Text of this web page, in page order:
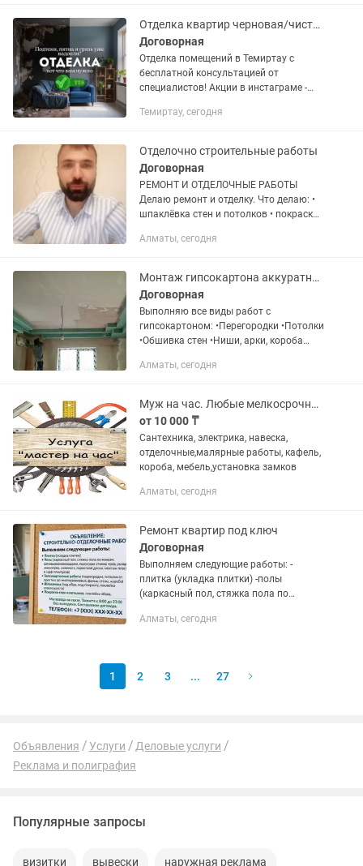
Роллшторлар ✔️ День-Ночь...
Отделка квартир черновая/чистовая, устранение дефектов
Договорная
Отделка помещений в Темиртау с
бесплатной консультацией от
специалистов! Акции в инстаграме -
Возможен договор ГПХ; Гарантия 12
Темиртау, сегодня
Отделочно строительные работы
Договорная
РЕМОНТ И ОТДЕЛОЧНЫЕ РАБОТЫ
Делаю ремонт и отделку. Что делаю: •
шпаклёвка стен и потолков • покраска •
галтели • гипсокартон (перегородки,
Алматы, сегодня
Монтаж гипсокартона аккуратно, быстро, надежно
Договорная
Выполняю все виды работ с
гипсокартоном: •Перегородки •Потолки
•Обшивка стен •Ниши, арки, короба
соблюдая технологии. Свой
Звоните...
Алматы, сегодня
Муж на час. Любые мелкосрочные работы.качественно.ответственно.
от 10 000 ₸
Сантехника, электрика, навеска,
отделочные,малярные работы, кафель,
короба, мебель,установка замков
Алматы, сегодня
Ремонт квартир под ключ
Договорная
Выполняем следующие работы: -
плитка (укладка плитки) -полы
(каркасный пол, стяжка пола по
полусухая стяжка пола, укладка
Алматы, сегодня
1 2 3 ... 27
Объявления Услуги
Деловые услуги
Реклама и полиграфия
Популярные запросы
визитки вывески наружная реклама